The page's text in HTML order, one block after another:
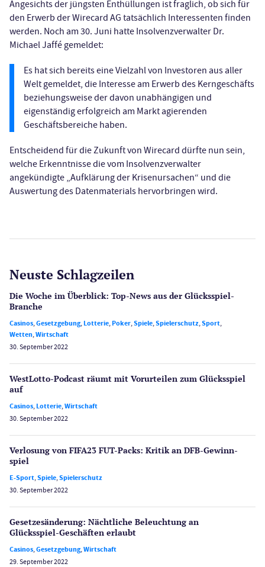
Angesichts der jüngsten Enthüllungen ist fraglich, ob sich für
den Erwerb der Wirecard AG tatsächlich Interessenten finden
werden. Noch am 30. Juni hatte Insolvenzverwalter Dr.
Michael Jaffé gemeldet:
Es hat sich bereits eine Vielzahl von Investoren aus aller
Welt gemeldet, die Interesse am Erwerb des Kerngeschäfts
beziehungsweise der davon unabhängigen und
eigenständig erfolgreich am Markt agierenden
Geschäftsbereiche haben.
Entscheidend für die Zukunft von Wirecard dürfte nun sein,
welche Erkenntnisse die vom Insolvenzverwalter
angekündigte „Aufklärung der Krisenursachen“ und die
Auswertung des Datenmaterials hervorbringen wird.
Neuste Schlagzeilen
Die Woche im Überblick: Top-News aus der Glücksspiel-
Branche
Casinos,Gesetzgebung,Lotterie,Poker,Spiele,Spielerschutz,Sport,
Wetten,Wirtschaft
30. September 2022
WestLotto-Podcast räumt mit Vorurteilen zum Glücksspiel
auf
Casinos,Lotterie,Wirtschaft
30. September 2022
Verlosung von FIFA23 FUT-Packs: Kritik an DFB-Gewinn­
spiel
E-Sport,Spiele,Spielerschutz
30. September 2022
Gesetzes­änderung: Nächtliche Beleuch­tung an
Glücksspiel-Geschäften erlaubt
Casinos,Gesetzgebung,Wirtschaft
29. September 2022